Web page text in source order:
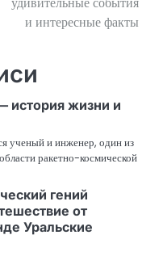
и интересные факты
история жизни и
ученый и инженер, один из
ракетно-космической
гений
от
Уральские